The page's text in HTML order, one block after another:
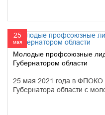
25
мая
Молодые профсоюзные
Губернатором области
25 мая 2021 года в ФПОКО
Губернатора области с